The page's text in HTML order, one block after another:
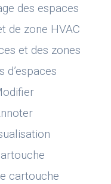
des espaces
de zone HVAC
et des zones
d’espaces
cartouche